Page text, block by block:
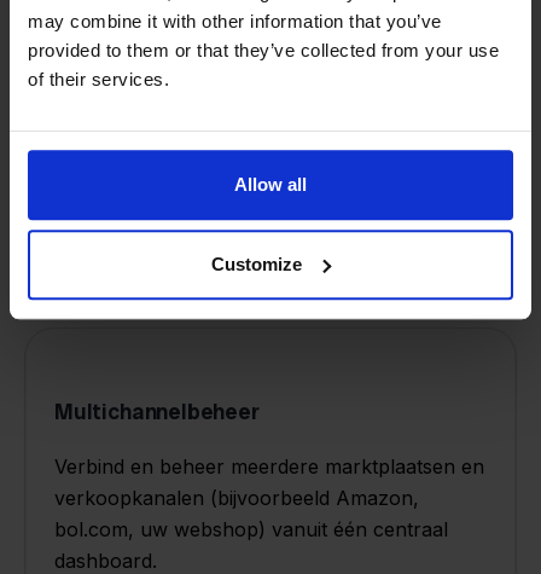
may combine it with other information that you’ve
provided to them or that they’ve collected from your use
of their services.
Allow all
Customize
Zorg ervoor dat de voorraadniveaus in
realtime op alle verkoopkanalen zijn
Multichannelbeheer
Verbind en beheer meerdere marktplaatsen en
verkoopkanalen (bijvoorbeeld Amazon,
bol.com, uw webshop) vanuit één centraal
dashboard.